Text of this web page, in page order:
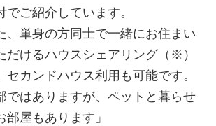
でご紹介しています。
、単身の方同士で一緒にお住まい
だけるハウスシェアリング（※）
セカンドハウス利用も可能です。
ではありますが、ペットと暮らせ
部屋もあります」